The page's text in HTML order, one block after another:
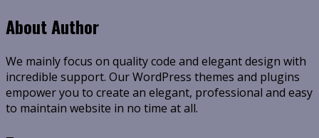
About Author
We mainly focus on quality code and elegant design with
incredible support. Our WordPress themes and plugins
empower you to create an elegant, professional and easy
to maintain website in no time at all.